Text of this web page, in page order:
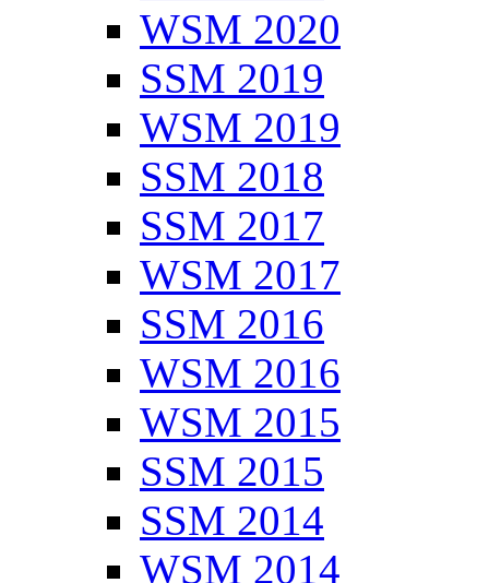
WSM 2020
SSM 2019
WSM 2019
SSM 2018
SSM 2017
WSM 2017
SSM 2016
WSM 2016
WSM 2015
SSM 2015
SSM 2014
WSM 2014